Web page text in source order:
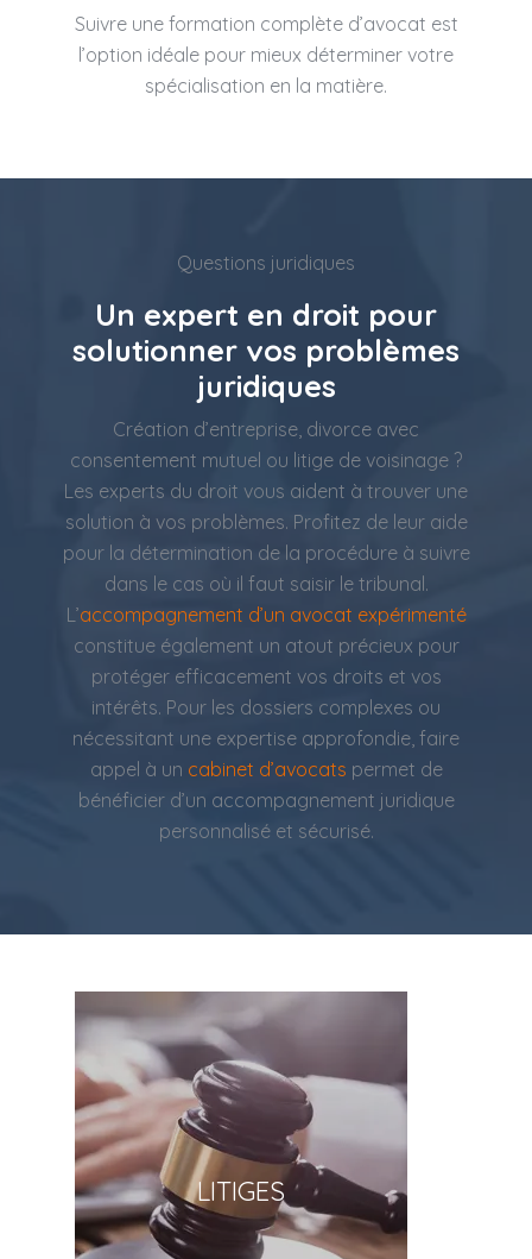
Suivre une formation complète d’avocat est
l’option idéale pour mieux déterminer votre
spécialisation en la matière.
Questions juridiques
Un expert en droit pour
solutionner vos problèmes
juridiques
Création d’entreprise, divorce avec
consentement mutuel ou litige de voisinage ?
Les experts du droit vous aident à trouver une
solution à vos problèmes. Profitez de leur aide
pour la détermination de la procédure à suivre
dans le cas où il faut saisir le tribunal.
L’accompagnement d’un avocat expérimenté
constitue également un atout précieux pour
protéger efficacement vos droits et vos
intérêts. Pour les dossiers complexes ou
nécessitant une expertise approfondie, faire
appel à un cabinet d’avocats permet de
bénéficier d’un accompagnement juridique
personnalisé et sécurisé.
LITIGES